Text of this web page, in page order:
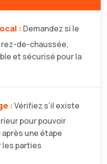
: Demandez si le
rez-de-chaussée,
et sécurisé pour la
:Vérifiez s’il existe
pour pouvoir
une étape
les parties